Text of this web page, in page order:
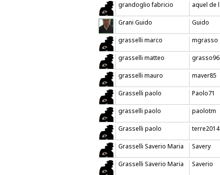
grandoglio fabricio aquel de
Grani Guido Guido
grasselli marco mgrasso
grasselli matteo grasso96
grasselli mauro maver85
Grasselli paolo Paolo71
grasselli paolo paolotm
Grasselli paolo terre2014
Grasselli Saverio Maria Savery
Grasselli Saverio Maria Saverio